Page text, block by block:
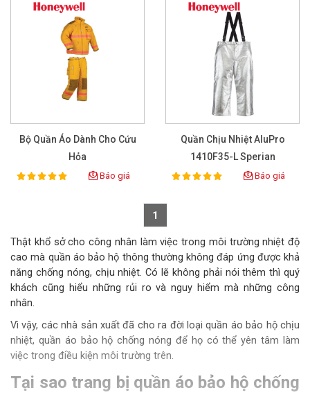
Bộ Quần Áo Dành Cho Cứu
Hỏa
Rating:
100% Báo giá
Quần Chịu Nhiệt AluPro
1410F35-L Sperian
Rating:
100% Báo giá
1
Thật khổ sở cho công nhân làm việc trong môi trường nhiệt độ
cao mà quần áo bảo hộ thông thường không đáp ứng được khả
năng chống nóng, chịu nhiệt. Có lẽ không phải nói thêm thì quý
khách cũng hiểu những rủi ro và nguy hiểm mà những công
nhân.
Vì vậy, các nhà sản xuất đã cho ra đời loại quần áo bảo hộ chịu
nhiệt, quần áo bảo hộ chống nóng để họ có thể yên tâm làm
việc trong điều kiện môi trường trên.
Tại sao trang bị quần áo bảo hộ chống